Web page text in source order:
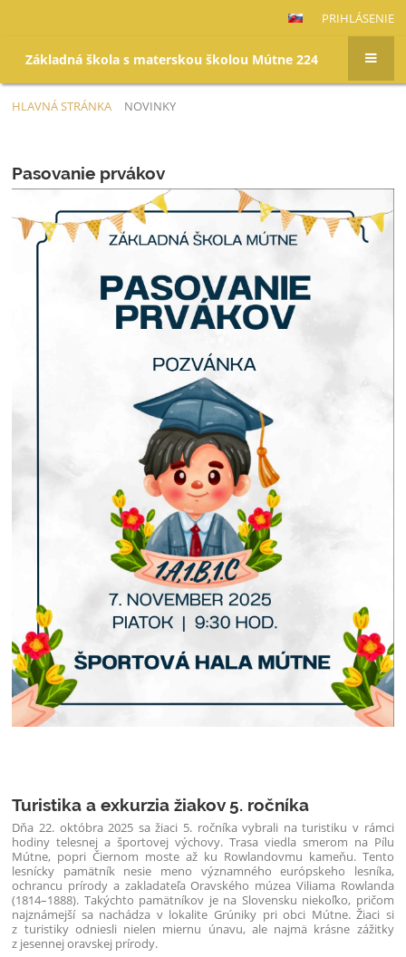
PRIHLÁSENIE
Základná škola s materskou školou Mútne 224
HLAVNÁ STRÁNKA NOVINKY
Pasovanie prvákov
Turistika a exkurzia žiakov 5. ročníka
Dňa 22. októbra 2025 sa žiaci 5. ročníka vybrali na turistiku v rámci
hodiny telesnej a športovej výchovy. Trasa viedla smerom na Pílu
Mútne, popri Čiernom moste až ku Rowlandovmu kameňu. Tento
lesnícky pamätník nesie meno významného európskeho lesníka,
ochrancu prírody a zakladateľa Oravského múzea Viliama Rowlanda
(1814–1888). Takýchto pamätníkov je na Slovensku niekoľko, pričom
najznámejší sa nachádza v lokalite Grúniky pri obci Mútne. Žiaci si
z turistiky odniesli nielen miernu únavu, ale najmä krásne zážitky
z jesennej oravskej prírody.